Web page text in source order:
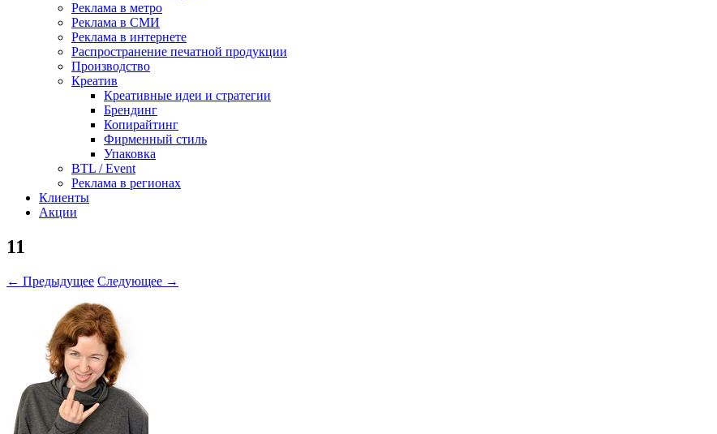
Реклама в метро
Реклама в СМИ
Реклама в интернете
Распространение печатной продукции
Производство
Креатив
Креативные идеи и стратегии
Брендинг
Копирайтинг
Фирменный стиль
Упаковка
BTL / Event
Реклама в регионах
Клиенты
Акции
11
← Предыдущее Следующее →